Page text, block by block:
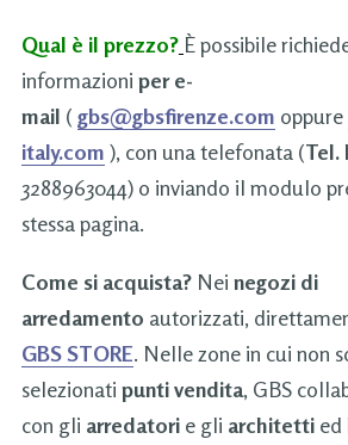
Qual è il prezzo? È possibile
informazioni per e-
mail ( gbs@gbsfirenze.com oppure
italy.com ), con una telefonata (Tel.
3288963044) o inviando il modulo
stessa pagina.
Come si acquista? Nei negozi di
arredamento autorizzati,
GBS STORE. Nelle zone in cui non
selezionati punti vendita, GBS
con gli arredatori e gli architetti ed